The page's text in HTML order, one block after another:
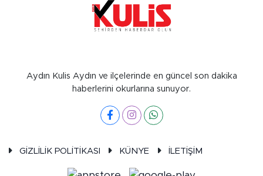
Aydın Kulis Aydın ve ilçelerinde en güncel son dakika
haberlerini okurlarına sunuyor.
GİZLİLİK POLİTİKASI KÜNYE İLETİŞİM